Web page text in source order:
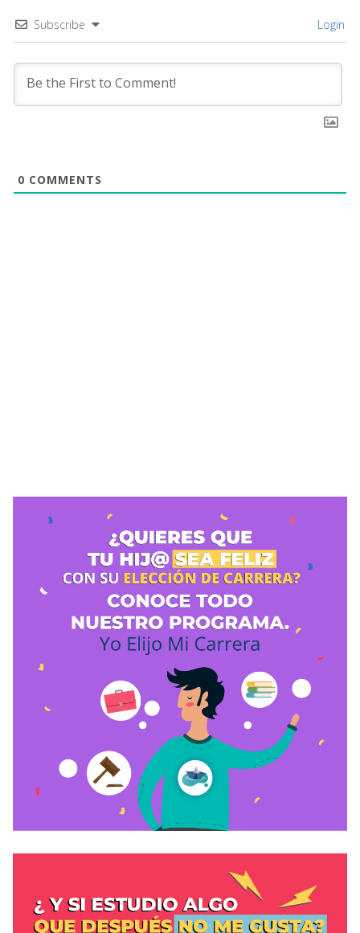
Subscribe Login
0 COMMENTS